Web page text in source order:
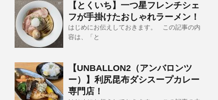
【とくいち】一つ星フレンチシェ
フが手掛けたおしゃれラーメン！
はじめにお伝えしておきます。 この記事の内
容は、「と
【UNBALLON2（アンバロンツ
ー）】利尻昆布ダシスープカレー
専門店！